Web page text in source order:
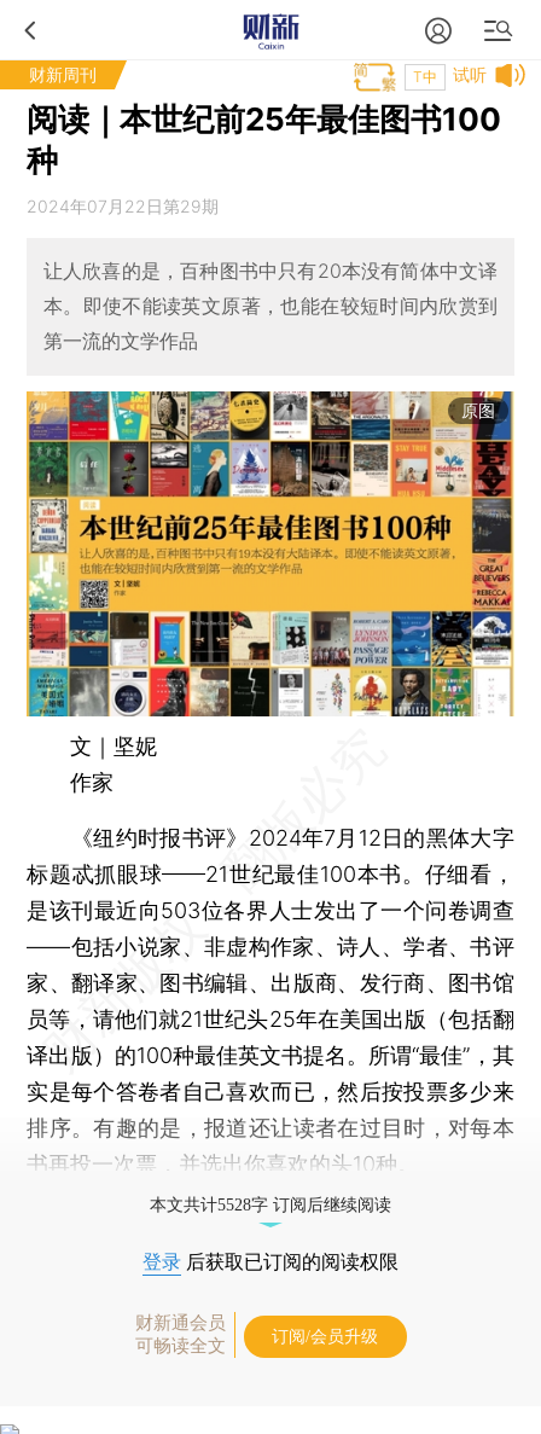
财新周刊 试听
T中
阅读｜本世纪前25年最佳图书100
种
2024年07月22日第29期
让人欣喜的是，百种图书中只有20本没有简体中文译
本。即使不能读英文原著，也能在较短时间内欣赏到
第一流的文学作品
原图
文｜坚妮
作家
《纽约时报书评》2024年7月12日的黑体大字
标题忒抓眼球——21世纪最佳100本书。仔细看，
是该刊最近向503位各界人士发出了一个问卷调查
——包括小说家、非虚构作家、诗人、学者、书评
家、翻译家、图书编辑、出版商、发行商、图书馆
员等，请他们就21世纪头25年在美国出版（包括翻
译出版）的100种最佳英文书提名。所谓“最佳”，其
实是每个答卷者自己喜欢而已，然后按投票多少来
排序。有趣的是，报道还让读者在过目时，对每本
书再投一次票，并选出你喜欢的头10种。
本文共计5528字 订阅后继续阅读
登录 后获取已订阅的阅读权限
财新通会员
可畅读全文
订阅/会员升级